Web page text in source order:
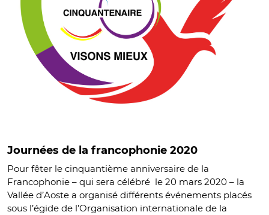
Journées de la francophonie 2020
Pour fêter le cinquantième anniversaire de la
Francophonie – qui sera célébré le 20 mars 2020 – la
Vallée d’Aoste a organisé différents événements placés
sous l’égide de l’Organisation internationale de la